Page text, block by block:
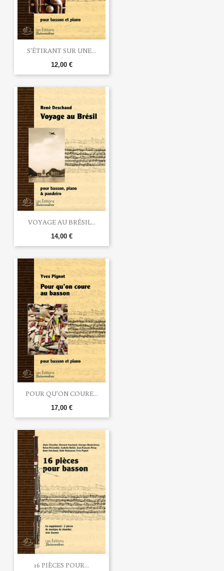
S'ÉTIRANT SUR UNE...
12,00 €
VOYAGE AU BRÉSIL...
14,00 €
POUR QU'ON COURE...
17,00 €
16 PIÈCES POUR...